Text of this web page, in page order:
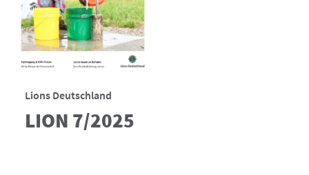
Lions Deutschland
LION 7/2025